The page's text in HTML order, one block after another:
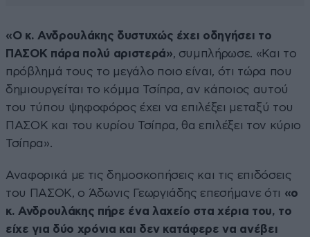
«Ο κ. Ανδρουλάκης δυστυχώς έχει οδηγήσει το
ΠΑΣΟΚ πάρα πολύ αριστερά», συμπλήρωσε. «Και το
πρόβλημά τους το μεγάλο ποιο είναι, ότι τώρα που
δημιουργείται το κόμμα Τσίπρα, αν κάποιος αυτού
του τύπου ψηφοφόρος έχει να επιλέξει μεταξύ του
ΠΑΣΟΚ και του κυρίου Τσίπρα, θα επιλέξει τον κύριο
Τσίπρα».
Αναφορικά με τις δημοσκοπήσεις και τις επιδόσεις
του ΠΑΣΟΚ, ο Άδωνις Γεωργιάδης επεσήμανε ότι «ο
κ. Ανδρουλάκης πήρε ένα λαχείο στα χέρια του, το
είχε για δύο χρόνια και δεν κατάφερε να ανέβει